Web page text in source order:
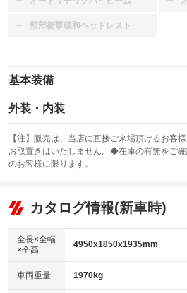
：装備なし
頸部衝撃緩和ヘッドレスト
：装備なし
基本装備
エアバッグ
：装備なし
：装備あり
サンルーフ
：装備あり
リフトアップ
：装備なし
：装備なし
パワーウィンドウ
アイドリングストップ
：装備なし
外装・内装
カーナビ：SDナビ
：装備あり
TV：フルセグ
：装備あり
ビジュアル：-／DVD再生
：装備あり
：装備あり
革シート
キーレス
【注】販売は、当店に直接ご来場頂けるお客
お取置きはいたしません。◆在庫の有無をご
のお客様に限ります。
カタログ情報(新車時)
全長×全幅
×全高
4950x1850x1935mm
車両重量 1970kg